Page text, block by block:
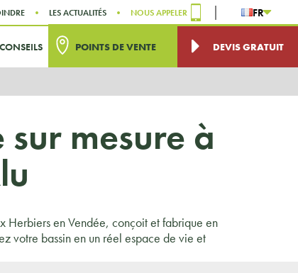
LES ACTUALITÉS NOUS APPELER FR
POINTS DE VENTE DEVIS GRATUIT
mesure à
Herbiers en Vendée, conçoit et fabrique en
votre bassin en un réel espace de vie et